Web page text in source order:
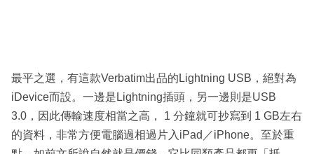
最平之選，有這款Verbatim出品的Lightning USB，絕對為
iDevice而設。一邊是Lightning插頭，另一邊則是USB
3.0，因此傳輸速度相當之高， 1 分鐘就可抄寫到 1 GB左右
的資料，非常方便電腦過相過片入iPad／iPhone。至於重